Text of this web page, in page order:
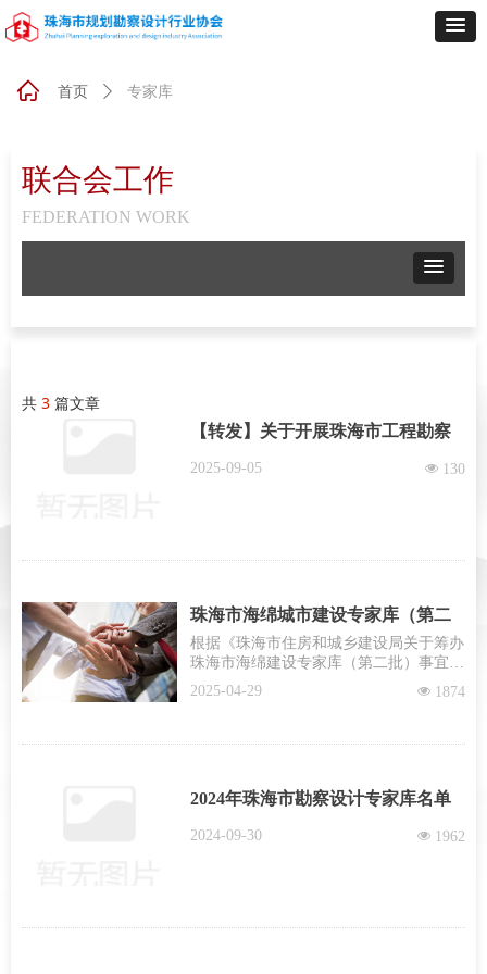
ꀇ
联合会工作
FEDERATION WORK
共 3 篇文章
【转发】关于开展珠海市工程勘察
넶 130
2025-09-05
珠海市海绵城市建设专家库（第二
批）入库专家名单公示
根据《珠海市住房和城乡建设局关于筹办
珠海市海绵建设专家库（第二批）事宜的
复函》和《关于建立珠海市海绵城市建设
专家库（第二批）的通知》要求，经公开
넶 1874
2025-04-29
2024年珠海市勘察设计专家库名单
넶 1962
2024-09-30
首页 ꄲ 专家库